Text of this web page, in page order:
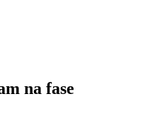
na fase